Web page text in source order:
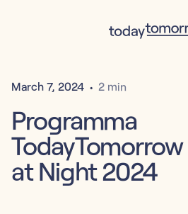
March 7, 2024 • 2 min
Programma
at Night 2024